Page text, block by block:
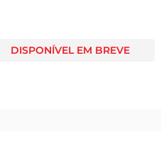
DISPONÍVEL EM BREVE